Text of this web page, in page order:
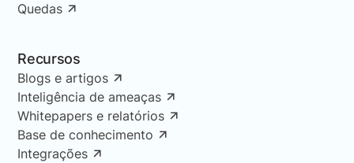
Quedas
Recursos
Blogs e artigos
Inteligência de ameaças
Whitepapers e relatórios
Base de conhecimento
Integrações